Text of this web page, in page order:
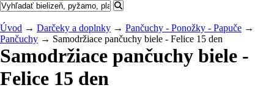
Úvod → Darčeky a doplnky → Pančuchy - Ponožky - Papuče →
Pančuchy → Samodržiace pančuchy biele - Felice 15 den
Samodržiace pančuchy biele -
Felice 15 den